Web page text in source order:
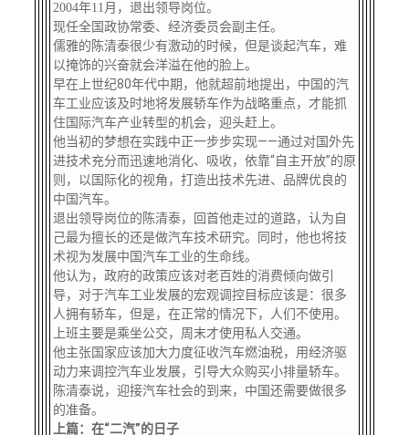
2004年11月，退出领导岗位。
现任全国政协常委、经济委员会副主任。
儒雅的陈清泰很少有激动的时候，但是谈起汽车，难
以掩饰的兴奋就会洋溢在他的脸上。
早在上世纪80年代中期，他就超前地提出，中国的汽
车工业应该及时地将发展轿车作为战略重点，才能抓
住国际汽车产业转型的机会，迎头赶上。
他当初的梦想在实践中正一步步实现——通过对国外先
进技术充分而迅速地消化、吸收，依靠“自主开放”的原
则，以国际化的视角，打造出技术先进、品牌优良的
中国汽车。
退出领导岗位的陈清泰，回首他走过的道路，认为自
己最为擅长的还是做汽车技术研究。同时，他也将技
术视为发展中国汽车工业的生命线。
他认为，政府的政策应该对老百姓的消费倾向做引
导，对于汽车工业发展的宏观调控目标应该是：很多
人拥有轿车，但是，在正常的情况下，人们不使用。
上班主要是乘坐公交，周末才使用私人交通。
他主张国家应该加大力度征收汽车燃油税，用经济驱
动力来调控汽车业发展，引导大众购买小排量轿车。
陈清泰说，迎接汽车社会的到来，中国还需要做很多
的准备。
上篇：在“二汽”的日子